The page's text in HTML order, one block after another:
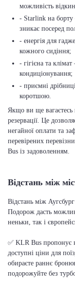
можливість
- Starlink на борту
зникає посеред
- енергія для
кожного сидіння;
- гігієна та
кондиціонування;
- приємні
коротшою.
Якщо ви ще вагаєтесь
резервації. Це
негайної оплати та
перевірених
Bus із задоволенням.
Відстань між
Відстань між
Подорож дасть
неньки, так і
✅ KLR Bus пропонує
доступні ціни для
обираєте раннє
подорожуйте без